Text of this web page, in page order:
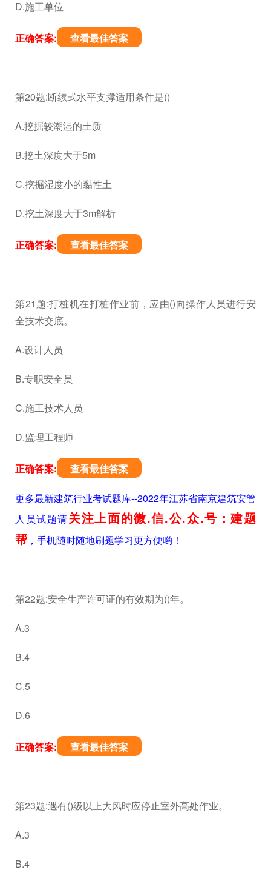
D.施工单位
正确答案: 查看最佳答案
第20题:断续式水平支撑适用条件是()
A.挖掘较潮湿的土质
B.挖土深度大于5m
C.挖掘湿度小的黏性土
D.挖土深度大于3m解析
正确答案: 查看最佳答案
第21题:打桩机在打桩作业前，应由()向操作人员进行安
全技术交底。
A.设计人员
B.专职安全员
C.施工技术人员
D.监理工程师
正确答案: 查看最佳答案
更多最新建筑行业考试题库--2022年江苏省南京建筑安管
人员试题请关注上面的微.信.公.众.号：建题
帮 ，手机随时随地刷题学习更方便哟！
第22题:安全生产许可证的有效期为()年。
A.3
B.4
C.5
D.6
正确答案: 查看最佳答案
第23题:遇有()级以上大风时应停止室外高处作业。
A.3
B.4